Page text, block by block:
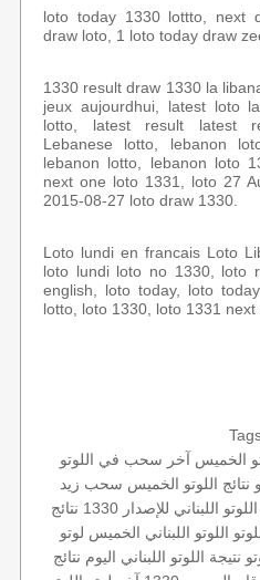
loto today 1330 lottto, next
draw loto, 1 loto today draw
1330 result draw 1330 la
jeux aujourdhui, latest loto
lotto, latest result latest
Lebanese lotto, lebanon
lebanon lotto, lebanon loto
next one loto 1331, loto 27
2015-08-27 loto draw 1330.
Loto lundi en francais Loto
loto lundi loto no 1330, loto
english, loto today, loto
lotto, loto 1330, loto 1331 next
الخميس آخر سحب في اللوتو
نتائج اللوتو الخميس سحب زيد
اللبناني للإصدار 1330
نتائج
اللوتو اللبناني الخميس لوتو
نتيجة اللوتو اللبناني اليوم نتائج